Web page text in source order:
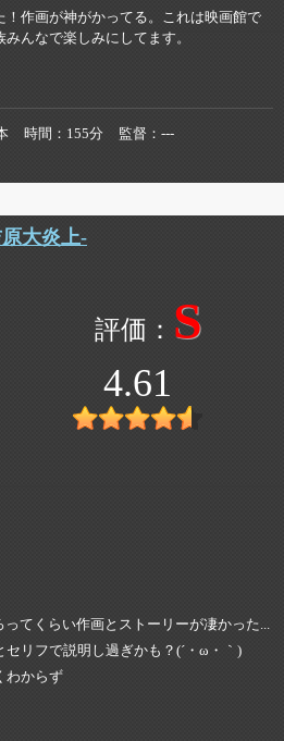
！作画が神がかってる。これは映画館で
んなで楽しみにしてます。
時間 155分 監督
---
大炎上-
S
4.61
てくらい作画とストーリーが凄かった...
セリフで説明し過ぎかも？(´・ω・｀)
わからず